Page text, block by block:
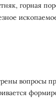
горная
вопросы